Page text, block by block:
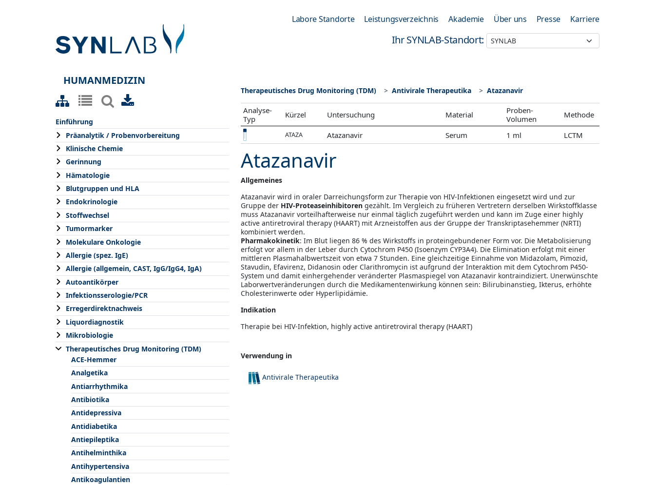
Labore Standorte Leistungsverzeichnis Akademie Über uns Presse Karriere
Ihr SYNLAB-Standort:
HUMANMEDIZIN
Einführung
Präanalytik / Probenvorbereitung
Klinische Chemie
Gerinnung
Hämatologie
Blutgruppen und HLA
Endokrinologie
Stoffwechsel
Tumormarker
Molekulare Onkologie
Allergie (spez. IgE)
Allergie (allgemein, CAST, IgG/IgG4, IgA)
Autoantikörper
Infektionsserologie/PCR
Erregerdirektnachweis
Liquordiagnostik
Mikrobiologie
Therapeutisches Drug Monitoring (TDM)
ACE-Hemmer
Analgetika
Antiarrhythmika
Antibiotika
Antidepressiva
Antidiabetika
Antiepileptika
Antihelminthika
Antihypertensiva
Antikoagulantien
Therapeutisches Drug Monitoring (TDM) Antivirale Therapeutika Atazanavir
Analyse-
Typ
Kürzel Untersuchung Material
Proben-
Volumen
Methode
ATAZA Atazanavir Serum 1 ml LCTM
Atazanavir
Allgemeines
Atazanavir wird in oraler Darreichungsform zur Therapie von HIV-Infektionen eingesetzt wird und zur
Gruppe der HIV-Proteaseinhibitoren gezählt. Im Vergleich zu früheren Vertretern derselben Wirkstoffklasse
muss Atazanavir vorteilhafterweise nur einmal täglich zugeführt werden und kann im Zuge einer highly
active antiretroviral therapy (HAART) mit Arzneistoffen aus der Gruppe der Transkriptasehemmer (NRTI)
kombiniert werden.
Pharmakokinetik: Im Blut liegen 86 % des Wirkstoffs in proteingebundener Form vor. Die Metabolisierung
erfolgt vor allem in der Leber durch Cytochrom P450 (Isoenzym CYP3A4). Die Elimination erfolgt mit einer
mittleren Plasmahalbwertszeit von etwa 7 Stunden. Eine gleichzeitige Einnahme von Midazolam, Pimozid,
Stavudin, Efavirenz, Didanosin oder Clarithromycin ist aufgrund der Interaktion mit dem Cytochrom P450-
System und damit einhergehender veränderter Plasmaspiegel von Atazanavir kontraindiziert. Unerwünschte
Laborwertveränderungen durch die Medikamentenwirkung können sein: Bilirubinanstieg, Ikterus, erhöhte
Cholesterinwerte oder Hyperlipidämie.
Indikation
Therapie bei HIV-Infektion, highly active antiretroviral therapy (HAART)
Verwendung in
Antivirale Therapeutika